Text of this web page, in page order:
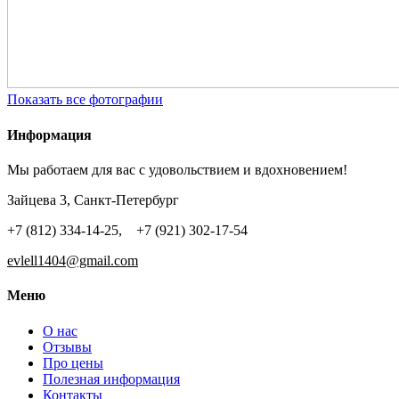
Показать все фотографии
Информация
Мы работаем для вас с удовольствием и вдохновением!
Зайцева 3, Санкт-Петербург
+7 (812) 334-14-25, +7 (921) 302-17-54
evlell1404@gmail.com
Меню
О нас
Отзывы
Про цены
Полезная информация
Контакты